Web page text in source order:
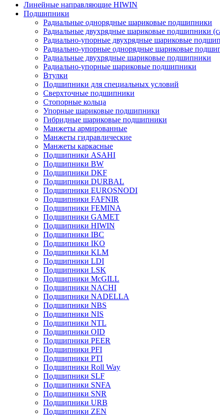
Линейные направляющие HIWIN
Подшипники
Радиальные однорядные шариковые подшипники
Радиальные двухрядные шариковые подшипники
Радиально-упорные двухрядные шариковые
Радиально-упорные однорядные шариковые
Радиальные двухрядные шариковые подшипники
Радиально-упорные шариковые подшипники
Втулки
Подшипники для специальных условий
Сверхточные подшипники
Стопорные кольца
Упорные шариковые подшипники
Гибридные шариковые подшипники
Манжеты армированные
Манжеты гидравлические
Манжеты каркасные
Подшипники ASAHI
Подшипники BW
Подшипники DKF
Подшипники DURBAL
Подшипники EUROSNODI
Подшипники FAFNIR
Подшипники FEMINA
Подшипники GAMET
Подшипники HIWIN
Подшипники IBC
Подшипники IKO
Подшипники KLM
Подшипники LDI
Подшипники LSK
Подшипники McGILL
Подшипники NACHI
Подшипники NADELLA
Подшипники NBS
Подшипники NIS
Подшипники NTL
Подшипники OID
Подшипники PEER
Подшипники PFI
Подшипники PTI
Подшипники Roll Way
Подшипники SLF
Подшипники SNFA
Подшипники SNR
Подшипники URB
Подшипники ZEN